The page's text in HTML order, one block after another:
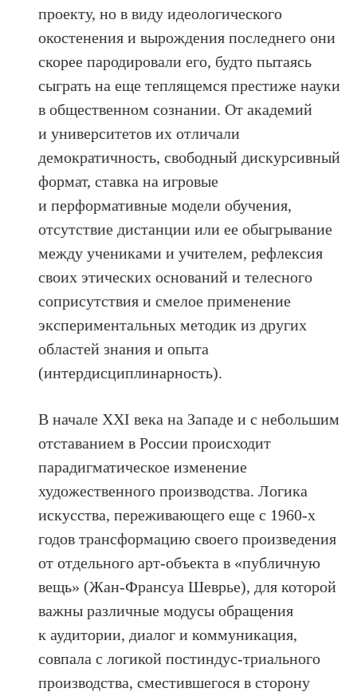
проекту, но в виду идеологического
окостенения и вырождения последнего они
скорее пародировали его, будто пытаясь
сыграть на еще теплящемся престиже науки
в общественном сознании. От академий
и университетов их отличали
демократичность, свободный дискурсивный
формат, ставка на игровые
и перформативные модели обучения,
отсутствие дистанции или ее обыгрывание
между учениками и учителем, рефлексия
своих этических оснований и телесного
соприсутствия и смелое применение
экспериментальных методик из других
областей знания и опыта
(интердисциплинарность).
В начале ХХI века на Западе и с небольшим
отставанием в России происходит
парадигматическое изменение
художественного производства. Логика
искусства, переживающего еще с 1960‑х
годов трансформацию своего произведения
от отдельного арт-объекта в «публичную
вещь» (Жан-Франсуа Шеврье), для которой
важны различные модусы обращения
к аудитории, диалог и коммуникация,
совпала с логикой постиндус-триального
производства, сместившегося в сторону